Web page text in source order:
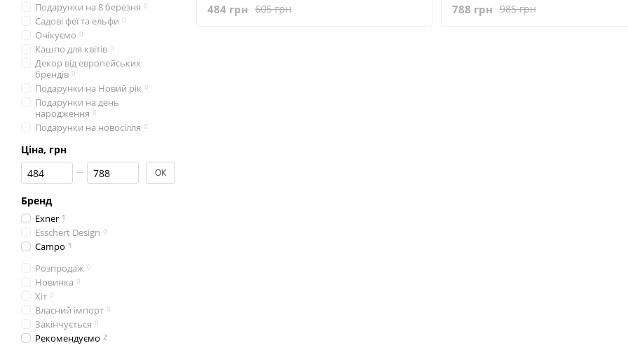
605 грн
484 грн 985 грн
788 грн
Подарунки на 8 березня 0
Садові феї та ельфи 0
Очікуємо 0
Кашпо для квітів 0
Декор від европейських
брендів 0
Подарунки на Новий рік 0
Подарунки на день
народження 0
Подарунки на новосілля 0
Ціна, грн
Від Ціна, грн
До Ціна, грн ОК
Бренд
Exner 1
Esschert Design 0
Campo 1
Розпродаж 0
Новинка 0
Хіт 0
Власний імпорт 0
Закінчується 0
Рекомендуємо 2